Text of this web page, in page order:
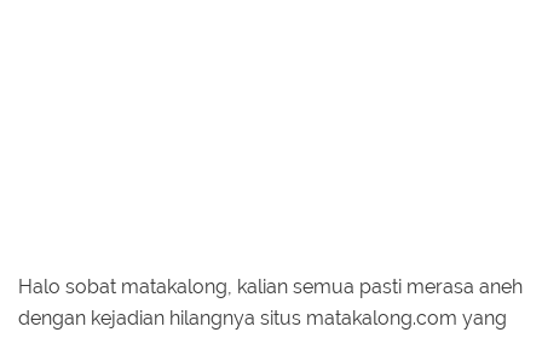
Halo sobat matakalong, kalian semua pasti merasa aneh
dengan kejadian hilangnya situs matakalong.com yang